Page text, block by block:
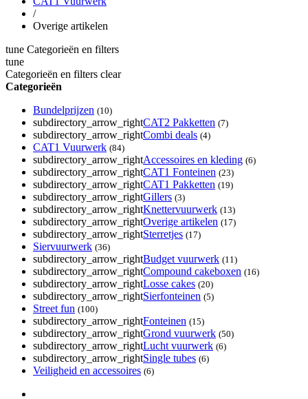
/
Overige artikelen
tune Categorieën en filters
tune
Categorieën en filters clear
Categorieën
Bundelprijzen (10)
subdirectory_arrow_rightCAT2 Pakketten (7)
subdirectory_arrow_rightCombi deals (4)
CAT1 Vuurwerk (84)
subdirectory_arrow_rightAccessoires en kleding (6)
subdirectory_arrow_rightCAT1 Fonteinen (23)
subdirectory_arrow_rightCAT1 Pakketten (19)
subdirectory_arrow_rightGillers (3)
subdirectory_arrow_rightKnettervuurwerk (13)
subdirectory_arrow_rightOverige artikelen (17)
subdirectory_arrow_rightSterretjes (17)
Siervuurwerk (36)
subdirectory_arrow_rightBudget vuurwerk (11)
subdirectory_arrow_rightCompound cakeboxen (16)
subdirectory_arrow_rightLosse cakes (20)
subdirectory_arrow_rightSierfonteinen (5)
Street fun (100)
subdirectory_arrow_rightFonteinen (15)
subdirectory_arrow_rightGrond vuurwerk (50)
subdirectory_arrow_rightLucht vuurwerk (6)
subdirectory_arrow_rightSingle tubes (6)
Veiligheid en accessoires (6)